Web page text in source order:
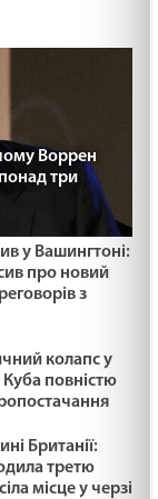
файно
файно
файно
17. Неділя після
Воррен
три
у Вашингтоні:
про новий
з
колапс у
повністю
Британії:
третю
місце у черзі